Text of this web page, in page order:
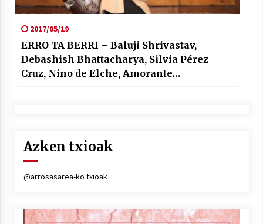
2017/05/19
ERRO TA BERRI – Baluji Shrivastav,
Debashish Bhattacharya, Silvia Pérez
Cruz, Niño de Elche, Amorante…
Azken txioak
@arrosasarea-ko txioak